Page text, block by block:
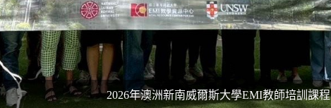
2026年澳洲新南威爾斯大學EMI教師培訓課程